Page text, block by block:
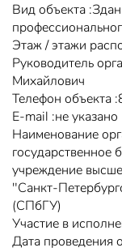
Вид объекта
Этаж / этажи
Руководитель
Михайлович
Телефон
Е-mail :не указано
Наименование
государственное
учреждение
"Санкт-
(СПбГУ)
Участие в
Дата проведения